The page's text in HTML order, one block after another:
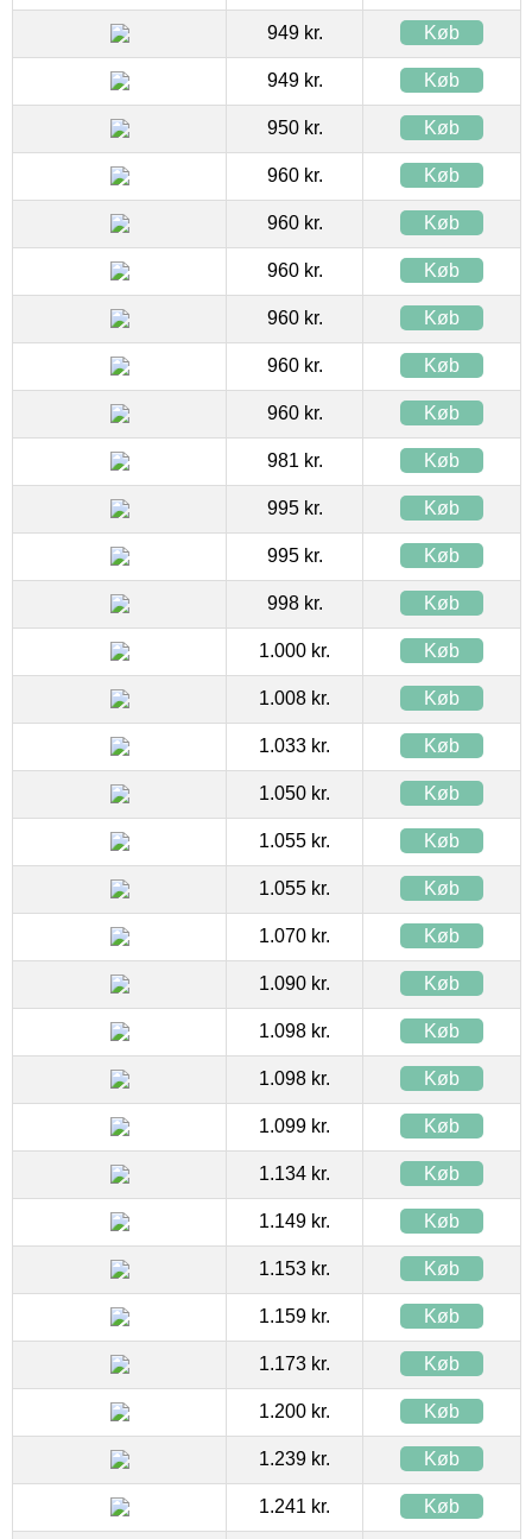
949 kr. Køb
949 kr. Køb
950 kr. Køb
960 kr. Køb
960 kr. Køb
960 kr. Køb
960 kr. Køb
960 kr. Køb
960 kr. Køb
981 kr. Køb
995 kr. Køb
995 kr. Køb
998 kr. Køb
1.000 kr. Køb
1.008 kr. Køb
1.033 kr. Køb
1.050 kr. Køb
1.055 kr. Køb
1.055 kr. Køb
1.070 kr. Køb
1.090 kr. Køb
1.098 kr. Køb
1.098 kr. Køb
1.099 kr. Køb
1.134 kr. Køb
1.149 kr. Køb
1.153 kr. Køb
1.159 kr. Køb
1.173 kr. Køb
1.200 kr. Køb
1.239 kr. Køb
1.241 kr. Køb